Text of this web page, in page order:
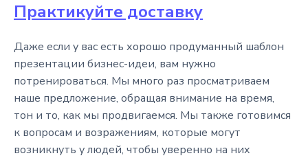
Практикуйте доставку
Даже если у вас есть хорошо продуманный шаблон
презентации бизнес-идеи, вам нужно
потренироваться. Мы много раз просматриваем
наше предложение, обращая внимание на время,
тон и то, как мы продвигаемся. Мы также готовимся
к вопросам и возражениям, которые могут
возникнуть у людей, чтобы уверенно на них